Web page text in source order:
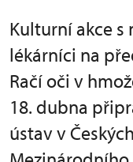
Kulturní akce
lékárníci na
Račí oči v
18. dubna
ústav v